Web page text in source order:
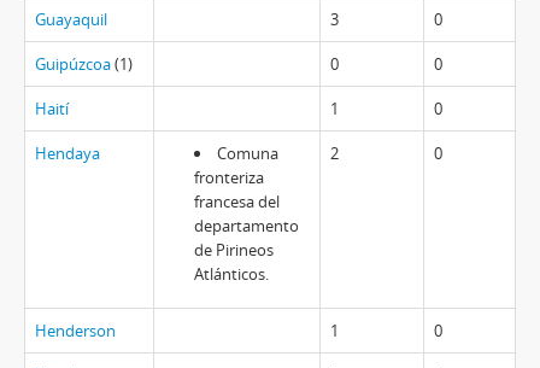
Guayaquil 3 0
Guipúzcoa(1) 0 0
Haití 1 0
Hendaya
Comuna
fronteriza
francesa del
departamento
de Pirineos
Atlánticos.
2 0
Henderson 1 0